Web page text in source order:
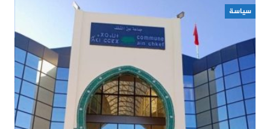
سياسة